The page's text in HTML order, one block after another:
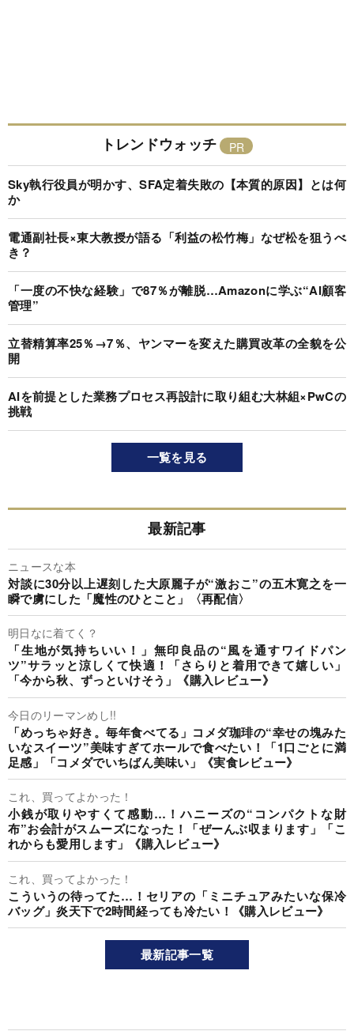
トレンドウォッチ
Sky執行役員が明かす、SFA定着失敗の【本質的原因】とは何
か
電通副社長×東大教授が語る「利益の松竹梅」なぜ松を狙うべ
き？
「一度の不快な経験」で87％が離脱…Amazonに学ぶ“AI顧客
管理”
立替精算率25％→7％、ヤンマーを変えた購買改革の全貌を公
開
AIを前提とした業務プロセス再設計に取り組む大林組×PwCの
挑戦
一覧を見る
最新記事
ニュースな本
対談に30分以上遅刻した大原麗子が“激おこ”の五木寛之を一
瞬で虜にした「魔性のひとこと」〈再配信〉
明日なに着てく？
「生地が気持ちいい！」無印良品の“風を通すワイドパン
ツ”サラッと涼しくて快適！「さらりと着用できて嬉しい」
「今から秋、ずっといけそう」《購入レビュー》
今日のリーマンめし!!
「めっちゃ好き。毎年食べてる」コメダ珈琲の“幸せの塊みた
いなスイーツ”美味すぎてホールで食べたい！「1口ごとに満
足感」「コメダでいちばん美味い」《実食レビュー》
これ、買ってよかった！
小銭が取りやすくて感動…！ハニーズの“コンパクトな財
布”お会計がスムーズになった！「ぜーんぶ収まります」「こ
れからも愛用します」《購入レビュー》
これ、買ってよかった！
こういうの待ってた…！セリアの「ミニチュアみたいな保冷
バッグ」炎天下で2時間経っても冷たい！《購入レビュー》
最新記事一覧